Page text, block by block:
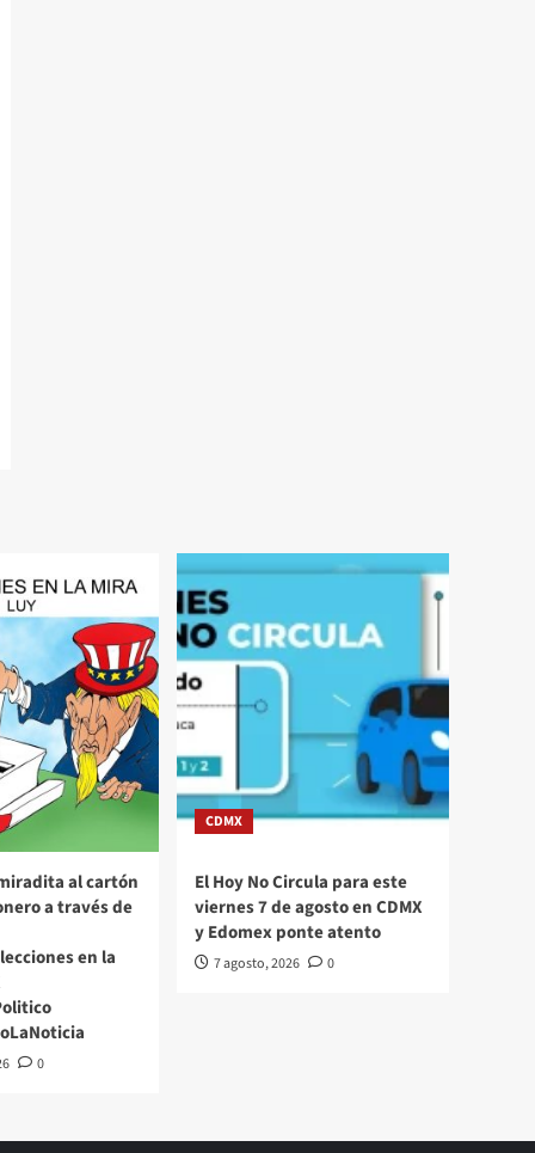
al cartón
a través de
en la
0
CDMX
El Hoy No Circula para este
viernes 7 de agosto en CDMX
y Edomex ponte atento
7 agosto, 2026 0